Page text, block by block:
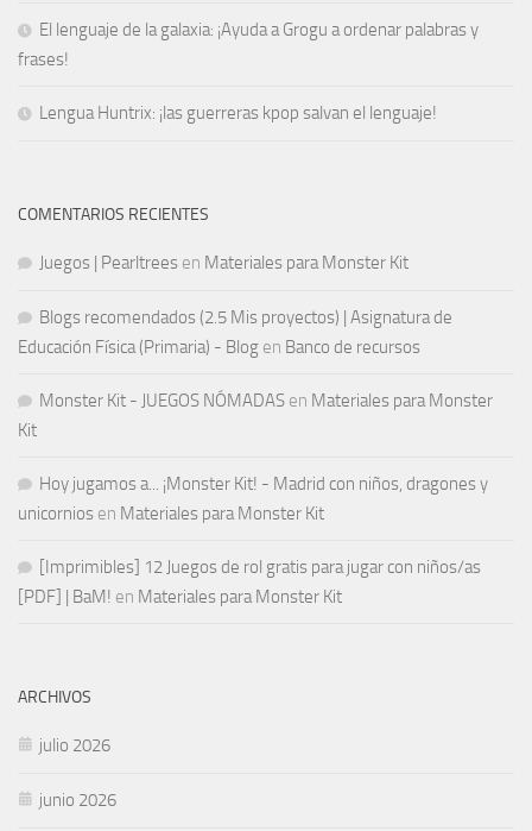
El lenguaje de la galaxia: ¡Ayuda a Grogu a ordenar palabras y
frases!
Lengua Huntrix: ¡las guerreras kpop salvan el lenguaje!
COMENTARIOS RECIENTES
Juegos | Pearltrees en Materiales para Monster Kit
Blogs recomendados (2.5 Mis proyectos) | Asignatura de
Educación Física (Primaria) - Blog en Banco de recursos
Monster Kit - JUEGOS NÓMADAS en Materiales para Monster
Kit
Hoy jugamos a... ¡Monster Kit! - Madrid con niños, dragones y
unicornios en Materiales para Monster Kit
[Imprimibles] 12 Juegos de rol gratis para jugar con niños/as
[PDF] | BaM! en Materiales para Monster Kit
ARCHIVOS
julio 2026
junio 2026